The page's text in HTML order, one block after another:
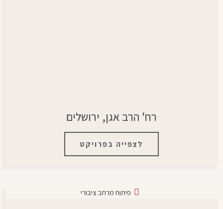
רח' הרב אגן, ירושלים
לצפייה בפרויקט
פיתוח מרחב ציבורי